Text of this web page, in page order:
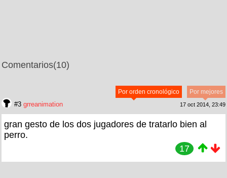
Comentarios(10)
Por mejores
Por orden cronológico
#3 grreanimation 17 oct 2014, 23:49
gran gesto de los dos jugadores de tratarlo bien al
perro.
17